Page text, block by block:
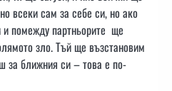
всеки сам за себе си, но ако
помежду партньорите ще
зло. Тъй ще възстановим
за ближния си – това е по-